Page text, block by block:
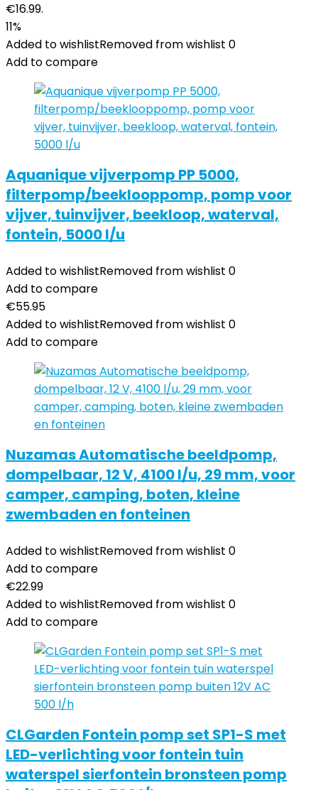
€16.99.
11%
Added to wishlistRemoved from wishlist 0
Add to compare
Aquanique vijverpomp PP 5000,
filterpomp/beeklooppomp, pomp voor
vijver, tuinvijver, beekloop, waterval,
fontein, 5000 l/u
Added to wishlistRemoved from wishlist 0
Add to compare
€55.95
Added to wishlistRemoved from wishlist 0
Add to compare
Nuzamas Automatische beeldpomp,
dompelbaar, 12 V, 4100 l/u, 29 mm, voor
camper, camping, boten, kleine
zwembaden en fonteinen
Added to wishlistRemoved from wishlist 0
Add to compare
€22.99
Added to wishlistRemoved from wishlist 0
Add to compare
CLGarden Fontein pomp set SP1-S met
LED-verlichting voor fontein tuin
waterspel sierfontein bronsteen pomp